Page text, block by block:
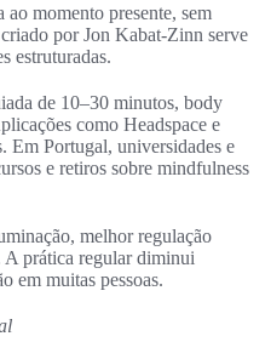
momento presente, sem
por Jon Kabat‑Zinn serve
estruturadas.
de 10–30 minutos, body
como Headspace e
Em Portugal, universidades e
e retiros sobre mindfulness
melhor regulação
A prática regular diminui
em muitas pessoas.